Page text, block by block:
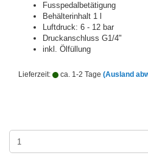
Fusspedalbetätigung
Behälterinhalt 1 l
Luftdruck: 6 - 12 bar
Druckanschluss G1/4"
inkl. Ölfüllung
Lieferzeit: ca. 1-2 Tage (Ausland